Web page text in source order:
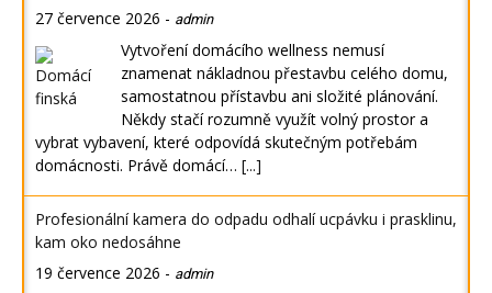
27 července 2026 - admin
Vytvoření domácího wellness nemusí
znamenat nákladnou přestavbu celého domu,
samostatnou přístavbu ani složité plánování.
Někdy stačí rozumně využít volný prostor a
vybrat vybavení, které odpovídá skutečným potřebám
domácnosti. Právě domácí… [...]
Profesionální kamera do odpadu odhalí ucpávku i prasklinu,
kam oko nedosáhne
19 července 2026 - admin